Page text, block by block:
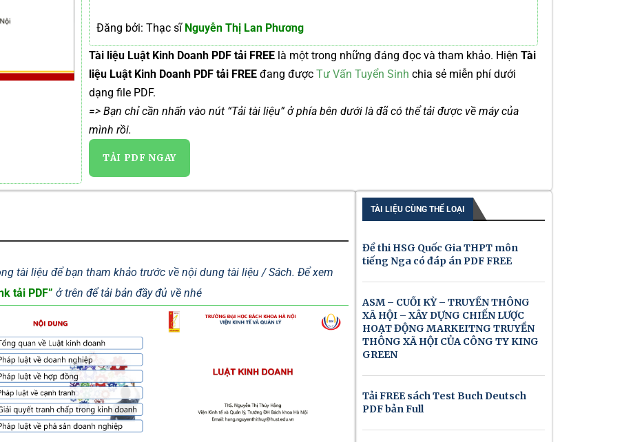
Đăng bởi: Thạc sĩNguyễn Thị Lan Phương
Tài liệu Luật Kinh Doanh PDF tải FREE là một trong những đáng đọc và tham khảo. Hiện Tài
liệu Luật Kinh Doanh PDF tải FREE đang được Tư Vấn Tuyển Sinh chia sẻ miễn phí dưới
dạng file PDF.
=> Bạn chỉ cần nhấn vào nút “Tải tài liệu” ở phía bên dưới là đã có thể tải được về máy của
mình rồi.
TẢI PDF NGAY
tài liệu để bạn tham khảo trước về nội dung tài liệu / Sách. Để xem
tải PDF” ở trên để tải bản đầy đủ về nhé
TÀI LIỆU CÙNG THỂ LOẠI
Đề thi HSG Quốc Gia THPT môn
tiếng Nga có đáp án PDF FREE
ASM – CUỐI KỲ – TRUYỀN THÔNG
XÃ HỘI – XÂY DỰNG CHIẾN LƯỢC
HOẠT ĐỘNG MARKEITNG TRUYỀN
THÔNG XÃ HỘI CỦA CÔNG TY KING
GREEN
Tải FREE sách Test Buch Deutsch
PDF bản Full